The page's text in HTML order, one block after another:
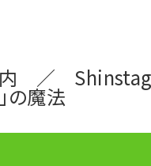
の魔法